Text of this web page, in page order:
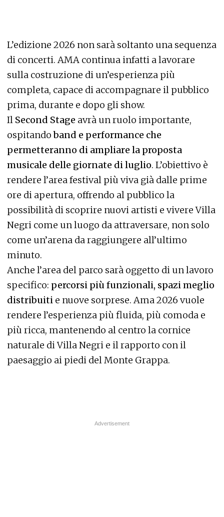
L’edizione 2026 non sarà soltanto una sequenza
di concerti. AMA continua infatti a lavorare
sulla costruzione di un’esperienza più
completa, capace di accompagnare il pubblico
prima, durante e dopo gli show.
Il Second Stage avrà un ruolo importante,
ospitandoband e performance che
permetteranno di ampliare la proposta
musicale delle giornate di luglio. L’obiettivo è
rendere l’area festival più viva già dalle prime
ore di apertura, offrendo al pubblico la
possibilità di scoprire nuovi artisti e vivere Villa
Negri come un luogo da attraversare, non solo
come un’arena da raggiungere all’ultimo
minuto.
Anche l’area del parco sarà oggetto di un lavoro
specifico: percorsi più funzionali, spazi meglio
distribuiti e nuove sorprese. Ama 2026 vuole
rendere l’esperienza più fluida, più comoda e
più ricca, mantenendo al centro la cornice
naturale di Villa Negri e il rapporto con il
paesaggio ai piedi del Monte Grappa.